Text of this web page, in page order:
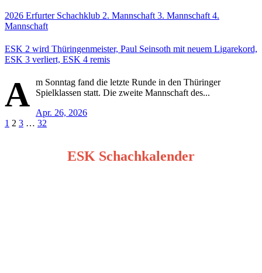
2026 Erfurter Schachklub 2. Mannschaft 3. Mannschaft 4.
Mannschaft
ESK 2 wird Thüringenmeister, Paul Seinsoth mit neuem Ligarekord,
ESK 3 verliert, ESK 4 remis
A m Sonntag fand die letzte Runde in den Thüringer
Spielklassen statt. Die zweite Mannschaft des...
Apr. 26, 2026
Seitennummerierung
1 2 3 … 32
ESK Schachkalender